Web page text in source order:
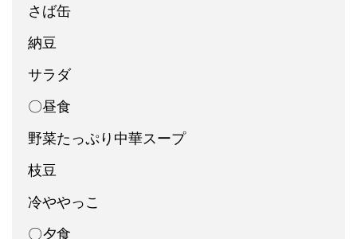
さば缶
納豆
サラダ
〇昼食
野菜たっぷり中華スープ
枝豆
冷ややっこ
〇夕食